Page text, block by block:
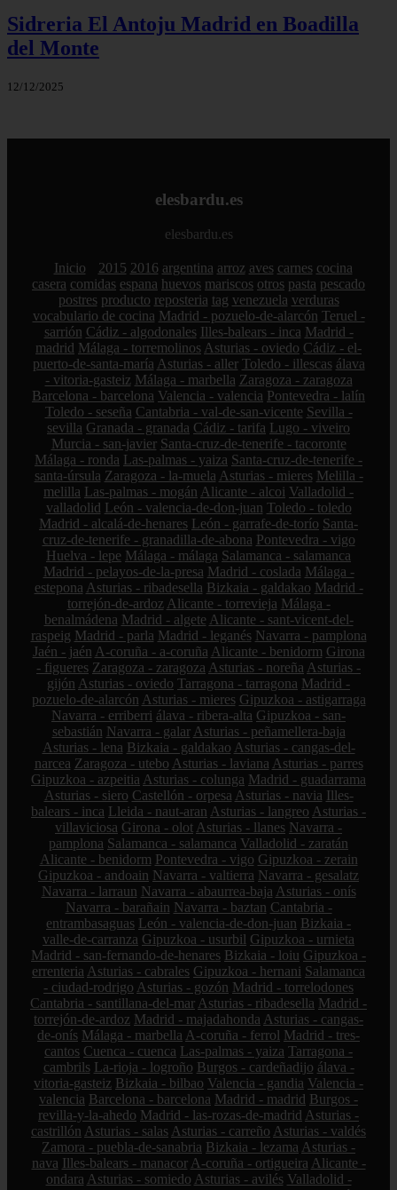
Sidreria El Antoju Madrid en Boadilla
del Monte
12/12/2025
elesbardu.es
elesbardu.es
Inicio 2015 2016 argentina arroz aves carnes cocina
casera comidas espana huevos mariscos otros pasta pescado
postres producto reposteria tag venezuela verduras
vocabulario de cocina Madrid - pozuelo-de-alarcón Teruel -
sarrión Cádiz - algodonales Illes-balears - inca Madrid -
madrid Málaga - torremolinos Asturias - oviedo Cádiz - el-
puerto-de-santa-maría Asturias - aller Toledo - illescas álava
- vitoria-gasteiz Málaga - marbella Zaragoza - zaragoza
Barcelona - barcelona Valencia - valencia Pontevedra - lalín
Toledo - seseña Cantabria - val-de-san-vicente Sevilla -
sevilla Granada - granada Cádiz - tarifa Lugo - viveiro
Murcia - san-javier Santa-cruz-de-tenerife - tacoronte
Málaga - ronda Las-palmas - yaiza Santa-cruz-de-tenerife -
santa-úrsula Zaragoza - la-muela Asturias - mieres Melilla -
melilla Las-palmas - mogán Alicante - alcoi Valladolid -
valladolid León - valencia-de-don-juan Toledo - toledo
Madrid - alcalá-de-henares León - garrafe-de-torío Santa-
cruz-de-tenerife - granadilla-de-abona Pontevedra - vigo
Huelva - lepe Málaga - málaga Salamanca - salamanca
Madrid - pelayos-de-la-presa Madrid - coslada Málaga -
estepona Asturias - ribadesella Bizkaia - galdakao Madrid -
torrejón-de-ardoz Alicante - torrevieja Málaga -
benalmádena Madrid - algete Alicante - sant-vicent-del-
raspeig Madrid - parla Madrid - leganés Navarra - pamplona
Jaén - jaén A-coruña - a-coruña Alicante - benidorm Girona
- figueres Zaragoza - zaragoza Asturias - noreña Asturias -
gijón Asturias - oviedo Tarragona - tarragona Madrid -
pozuelo-de-alarcón Asturias - mieres Gipuzkoa - astigarraga
Navarra - erriberri álava - ribera-alta Gipuzkoa - san-
sebastián Navarra - galar Asturias - peñamellera-baja
Asturias - lena Bizkaia - galdakao Asturias - cangas-del-
narcea Zaragoza - utebo Asturias - laviana Asturias - parres
Gipuzkoa - azpeitia Asturias - colunga Madrid - guadarrama
Asturias - siero Castellón - orpesa Asturias - navia Illes-
balears - inca Lleida - naut-aran Asturias - langreo Asturias -
villaviciosa Girona - olot Asturias - llanes Navarra -
pamplona Salamanca - salamanca Valladolid - zaratán
Alicante - benidorm Pontevedra - vigo Gipuzkoa - zerain
Gipuzkoa - andoain Navarra - valtierra Navarra - gesalatz
Navarra - larraun Navarra - abaurrea-baja Asturias - onís
Navarra - barañain Navarra - baztan Cantabria -
entrambasaguas León - valencia-de-don-juan Bizkaia -
valle-de-carranza Gipuzkoa - usurbil Gipuzkoa - urnieta
Madrid - san-fernando-de-henares Bizkaia - loiu Gipuzkoa -
errenteria Asturias - cabrales Gipuzkoa - hernani Salamanca
- ciudad-rodrigo Asturias - gozón Madrid - torrelodones
Cantabria - santillana-del-mar Asturias - ribadesella Madrid -
torrejón-de-ardoz Madrid - majadahonda Asturias - cangas-
de-onís Málaga - marbella A-coruña - ferrol Madrid - tres-
cantos Cuenca - cuenca Las-palmas - yaiza Tarragona -
cambrils La-rioja - logroño Burgos - cardeñadijo álava -
vitoria-gasteiz Bizkaia - bilbao Valencia - gandia Valencia -
valencia Barcelona - barcelona Madrid - madrid Burgos -
revilla-y-la-ahedo Madrid - las-rozas-de-madrid Asturias -
castrillón Asturias - salas Asturias - carreño Asturias - valdés
Zamora - puebla-de-sanabria Bizkaia - lezama Asturias -
nava Illes-balears - manacor A-coruña - ortigueira Alicante -
ondara Asturias - somiedo Asturias - avilés Valladolid -